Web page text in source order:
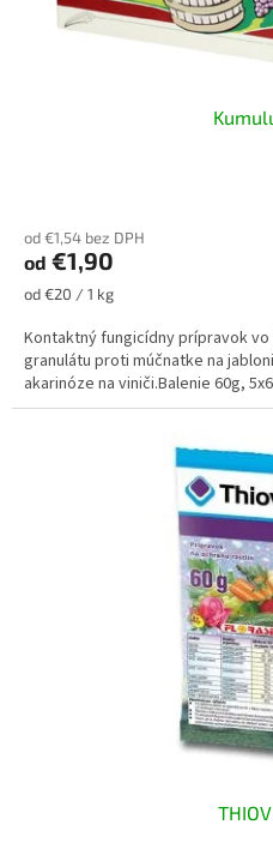
od €1,54 bez DPH
od €1,90
Jednotková
od €20 / 1 kg
Kontaktný fungicídny prípravok
granulátu proti múčnatke na
akarinóze na viniči.Balenie 60g,